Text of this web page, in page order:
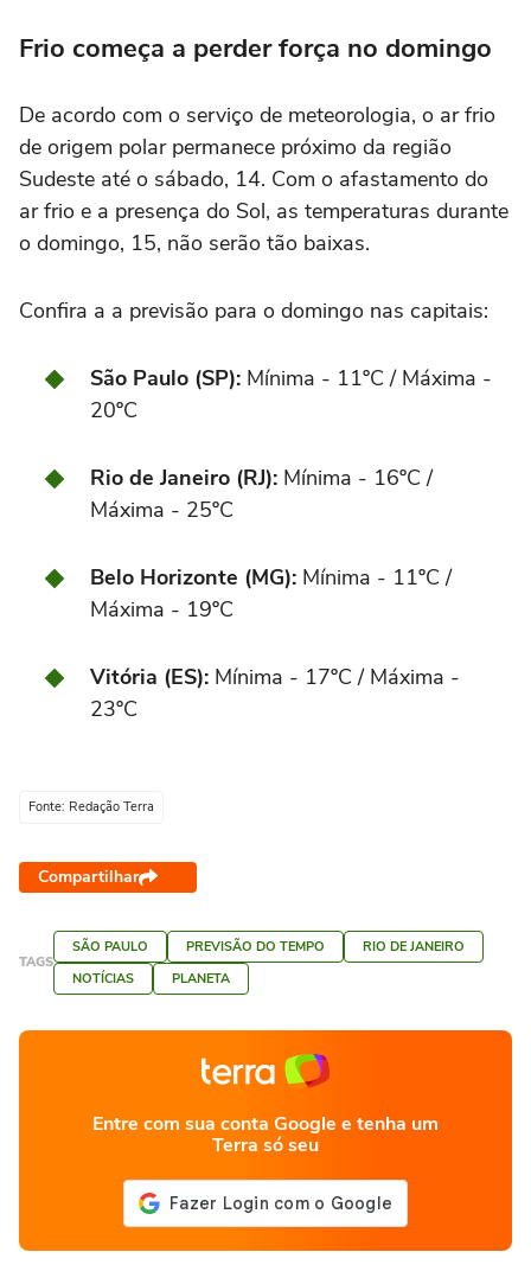
Frio começa a perder força no domingo
De acordo com o serviço de meteorologia, o ar frio
de origem polar permanece próximo da região
Sudeste até o sábado, 14. Com o afastamento do
ar frio e a presença do Sol, as temperaturas durante
o domingo, 15, não serão tão baixas.
Confira a a previsão para o domingo nas capitais:
São Paulo (SP): Mínima - 11ºC / Máxima -
20ºC
Rio de Janeiro (RJ): Mínima - 16ºC /
Máxima - 25ºC
Belo Horizonte (MG): Mínima - 11ºC /
Máxima - 19ºC
Vitória (ES): Mínima - 17ºC / Máxima -
23ºC
Fonte: Redação Terra
Compartilhar
TAGS
SÃO PAULO PREVISÃO DO TEMPO
RIO DE JANEIRO
NOTÍCIAS
PLANETA
Entre com sua conta Google e tenha um
Terra só seu